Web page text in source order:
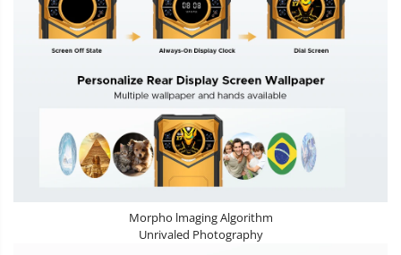
Morpho lmaging Algorithm
Unrivaled Photography